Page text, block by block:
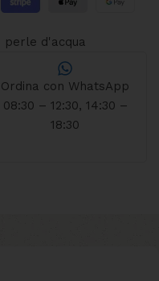
perle d'acqua
Ordina con WhatsApp
08:30 – 12:30, 14:30 –
18:30